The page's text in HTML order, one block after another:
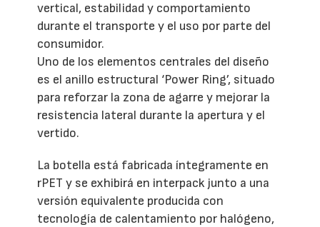
vertical, estabilidad y comportamiento
durante el transporte y el uso por parte del
consumidor.
Uno de los elementos centrales del diseño
es el anillo estructural ‘Power Ring’, situado
para reforzar la zona de agarre y mejorar la
resistencia lateral durante la apertura y el
vertido.
La botella está fabricada íntegramente en
rPET y se exhibirá en interpack junto a una
versión equivalente producida con
tecnología de calentamiento por halógeno,